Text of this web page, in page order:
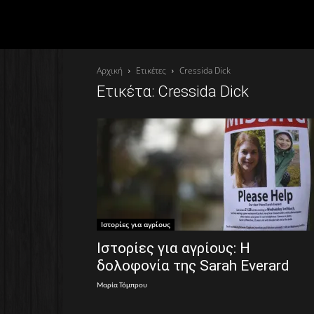
Αρχική Ετικέτες Cressida Dick
Ετικέτα: Cressida Dick
Ιστορίες για αγρίους
Ιστορίες για αγρίους: Η
δολοφονία της Sarah Everard
Μαρία Τόμπρου